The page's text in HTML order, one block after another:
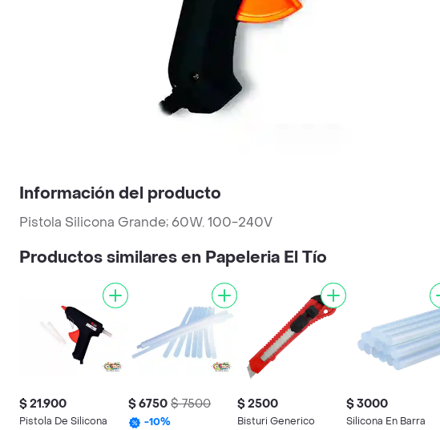
Información del producto
Pistola Silicona Grande; 60W. 100-240V
Productos similares en Papeleria El Tío
$ 21.900
Pistola De Silicona
$ 6750 $ 7500
-10%
$ 2500
Bisturi Generico
$ 3000
Silicona En Barra